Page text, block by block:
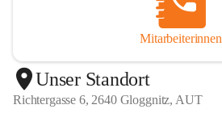
Mitarbeiterinnen
Unser Standort
Richtergasse 6, 2640 Gloggnitz, AUT